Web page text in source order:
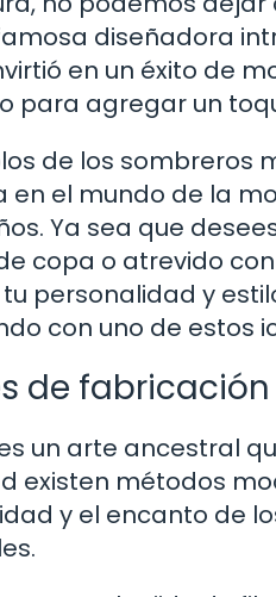
diseñadora
en un éxito de
para agregar un
de los sombreros
el mundo de la
Ya sea que
copa o atrevido
personalidad y
con uno de estos
de
un arte ancestral
existen métodos
y el encanto de